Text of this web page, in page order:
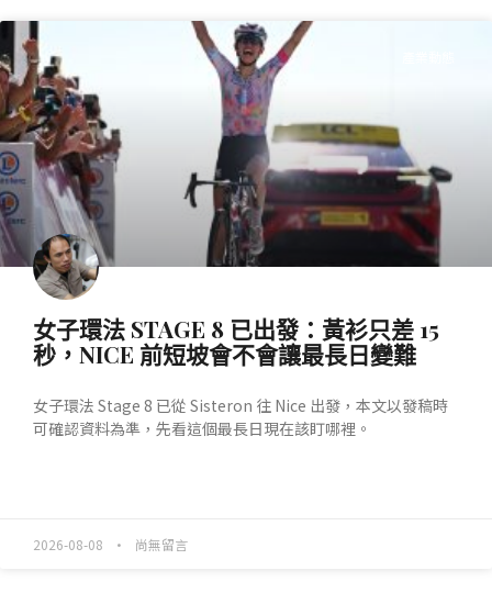
女子環法 STAGE 8 已出發：黃衫只差 15
秒，NICE 前短坡會不會讓最長日變難
女子環法 Stage 8 已從 Sisteron 往 Nice 出發，本文以發稿時
可確認資料為準，先看這個最長日現在該盯哪裡。
2026-08-08 尚無留言